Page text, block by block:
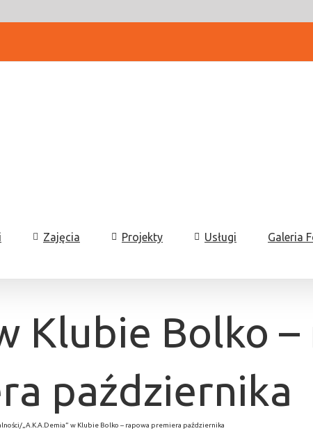
Zajęcia Projekty Usługi Galeria
Klubie Bolko
października
/ „A.K.A.Demia” w Klubie Bolko – rapowa premiera października